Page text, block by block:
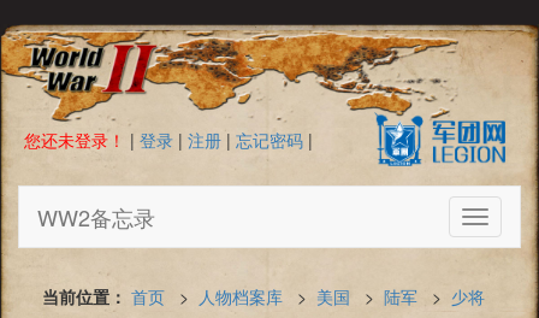
您还未登录！ | 登录 | 注册 | 忘记密码 |
Toggle
WW2备忘录
当前位置： 首页 > 人物档案库 > 美国 > 陆军 > 少将